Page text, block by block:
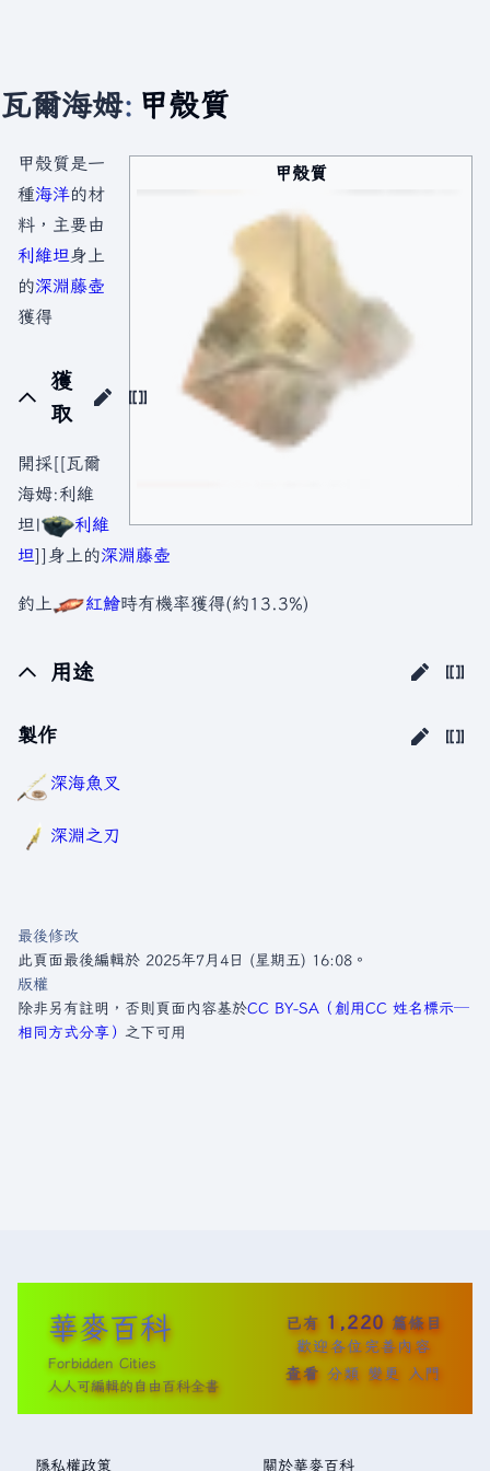
瓦爾海姆: 甲殼質
甲殼質
甲殼質是一
種海洋的材
料，主要由
利維坦身上
的深淵藤壺
獲得
獲
取
開採[[瓦爾
海姆:利維
坦|
利維
坦]]身上的深淵藤壺
釣上 紅鱠時有機率獲得(約13.3%)
用途
製作
深海魚叉
深淵之刃
最後修改
此頁面最後編輯於 2025年7月4日 (星期五) 16:08。
版權
除非另有註明，否則頁面內容基於CC BY-SA（創用CC 姓名標示─
相同方式分享） 之下可用
華麥百科
Forbidden Cities
人人可編輯的自由百科全書
已有 1,220 篇條目
歡迎各位完善內容
查看 分類 變更 入門
隱私權政策 關於華麥百科